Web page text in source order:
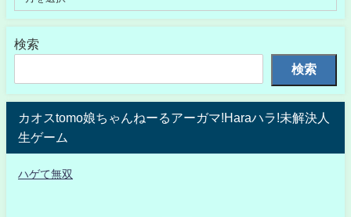
検索
検索
カオスtomo娘ちゃんねーるアーガマ!Haraハラ!未解決人
生ゲーム
ハゲて無双